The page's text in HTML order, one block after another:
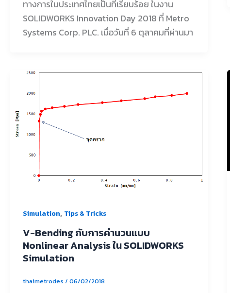
ทางการในประเทศไทยเป็นที่เรียบร้อย ในงาน
SOLIDWORKS Innovation Day 2018 ที่ Metro
Systems Corp. PLC. เมื่อวันที่ 6 ตุลาคมที่ผ่านมา
Simulation, Tips & Tricks
V-Bending กับการคำนวนแบบ
Nonlinear Analysis ใน SOLIDWORKS
Simulation
thaimetrodes / 06/02/2018